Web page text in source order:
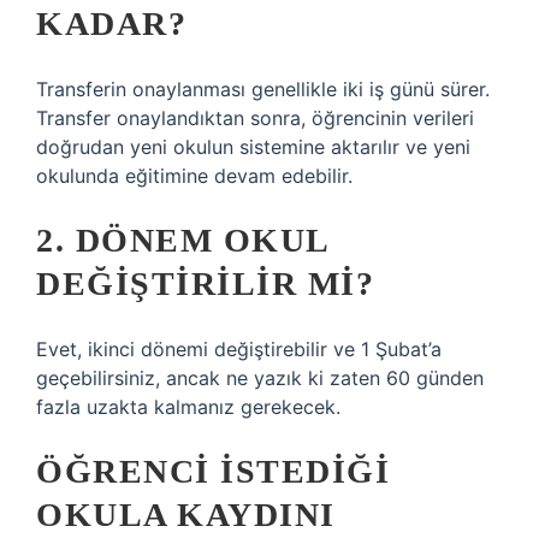
KADAR?
Transferin onaylanması genellikle iki iş günü sürer.
Transfer onaylandıktan sonra, öğrencinin verileri
doğrudan yeni okulun sistemine aktarılır ve yeni
okulunda eğitimine devam edebilir.
2. DÖNEM OKUL
DEĞIŞTIRILIR MI?
Evet, ikinci dönemi değiştirebilir ve 1 Şubat’a
geçebilirsiniz, ancak ne yazık ki zaten 60 günden
fazla uzakta kalmanız gerekecek.
ÖĞRENCI ISTEDIĞI
OKULA KAYDINI